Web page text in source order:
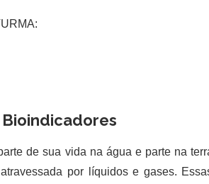
Bioindicadores
de sua vida na água e parte na
por líquidos e gases.